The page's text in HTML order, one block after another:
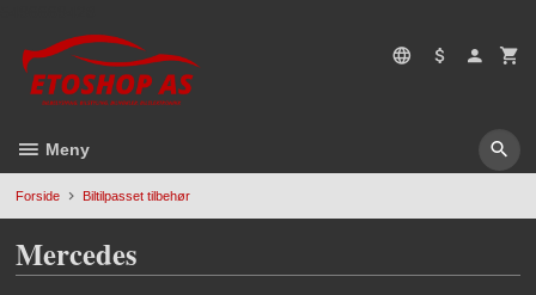
til
innholdet
Meny
Forside Biltilpasset tilbehør
Mercedes